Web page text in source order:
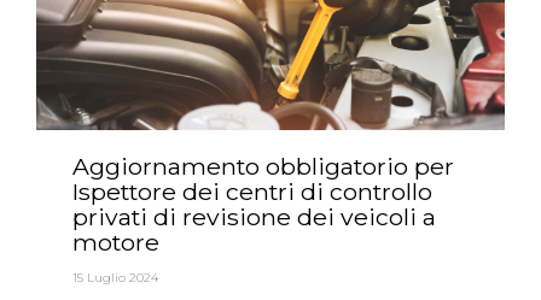
Aggiornamento obbligatorio per
Ispettore dei centri di controllo
privati di revisione dei veicoli a
motore
15 Luglio 2024